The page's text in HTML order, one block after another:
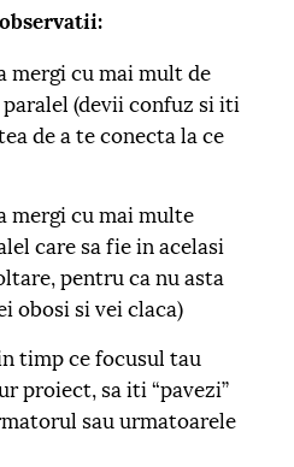
mergi cu mai mult de
(devii confuz si iti
de a te conecta la ce
mergi cu mai multe
care sa fie in acelasi
pentru ca nu asta
obosi si vei claca)
timp ce focusul tau
proiect, sa iti “pavezi”
sau urmatoarele